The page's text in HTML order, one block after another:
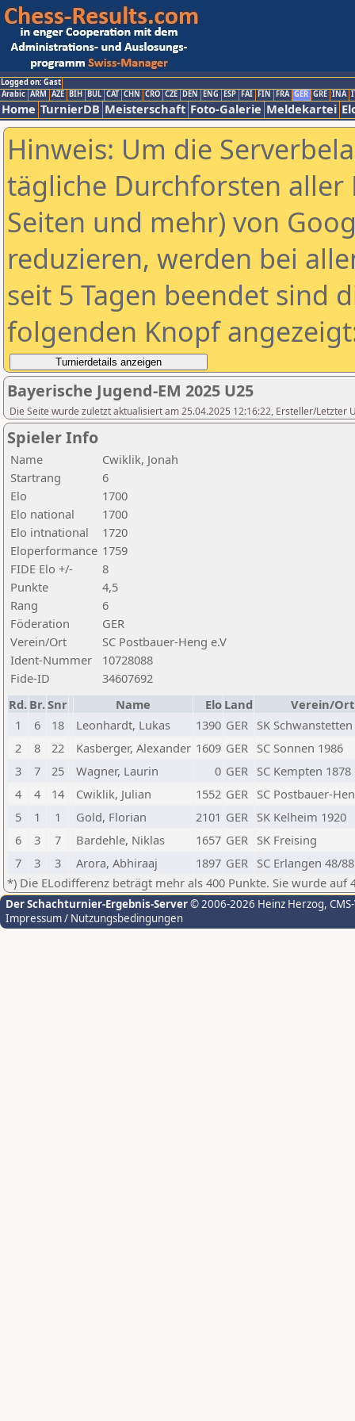
Logged on: Gast
Arabic ARM AZE BIH BUL CAT CHN CRO CZE DEN ENG ESP FAI FIN FRA GER GRE INA
Home TurnierDB Meisterschaft Foto-Galerie Meldekartei
Hinweis: Um die
tägliche Durchforsten aller
Seiten und mehr) von
reduzieren, werden bei
seit 5 Tagen beendet sind
folgenden Knopf
Bayerische Jugend-EM 2025 U25
Die Seite wurde zuletzt aktualisiert am 25.04.2025 12:16:22, Ersteller/Letzter
Spieler Info
Name
Cwiklik, Jonah
Startrang
6
Elo
1700
Elo national
1700
Elo intnational
1720
Eloperformance 1759
FIDE Elo +/-
8
Punkte
4,5
Rang
6
Föderation
GER
Verein/Ort
SC Postbauer-Heng e.V
Ident-Nummer
10728088
Fide-ID
34607692
Rd. Br.Snr Name Elo Land
Verein/Ort
1
6 18 Leonhardt, Lukas 1390 GER SK Schwanstetten
2
8 22 Kasberger, Alexander 1609 GER SC Sonnen 1986
3
7 25 Wagner, Laurin 0 GER SC Kempten 1878
4
4 14 Cwiklik, Julian 1552 GER SC Postbauer-
5
1 1 Gold, Florian 2101 GER SK Kelheim 1920
6
3 7 Bardehle, Niklas 1657 GER SK Freising
7
3 3 Arora, Abhiraaj 1897 GER SC Erlangen 48/88
*) Die ELodifferenz beträgt mehr als 400 Punkte. Sie wurde auf
Der Schachturnier-Ergebnis-Server© 2006-2026 Heinz Herzog,
Impressum / Nutzungsbedingungen